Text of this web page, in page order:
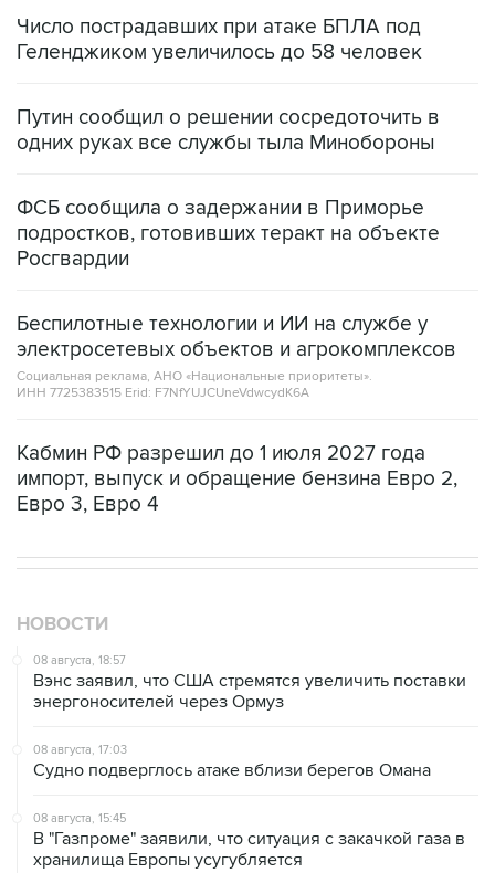
Число пострадавших при атаке БПЛА под
Геленджиком увеличилось до 58 человек
Путин сообщил о решении сосредоточить в
одних руках все службы тыла Минобороны
ФСБ сообщила о задержании в Приморье
подростков, готовивших теракт на объекте
Росгвардии
Беспилотные технологии и ИИ на службе у
электросетевых объектов и агрокомплексов
Социальная реклама, АНО «Национальные приоритеты».
ИНН 7725383515 Erid: F7NfYUJCUneVdwcydK6A
Кабмин РФ разрешил до 1 июля 2027 года
импорт, выпуск и обращение бензина Евро 2,
Евро 3, Евро 4
НОВОСТИ
08 августа, 18:57
Вэнс заявил, что США стремятся увеличить поставки
энергоносителей через Ормуз
08 августа, 17:03
Судно подверглось атаке вблизи берегов Омана
08 августа, 15:45
В "Газпроме" заявили, что ситуация с закачкой газа в
хранилища Европы усугубляется